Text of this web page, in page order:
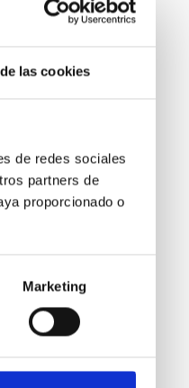
las cookies
de redes sociales
partners de
proporcionado o
Marketing